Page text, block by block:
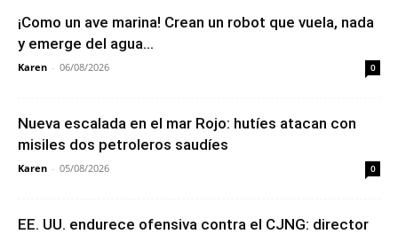
¡Como un ave marina! Crean un robot que vuela, nada
y emerge del agua...
Karen - 06/08/2026 0
Nueva escalada en el mar Rojo: hutíes atacan con
misiles dos petroleros saudíes
Karen - 05/08/2026 0
EE. UU. endurece ofensiva contra el CJNG: director